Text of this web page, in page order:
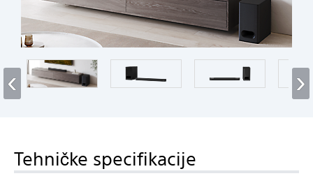
‹ ›
Tehničke specifikacije